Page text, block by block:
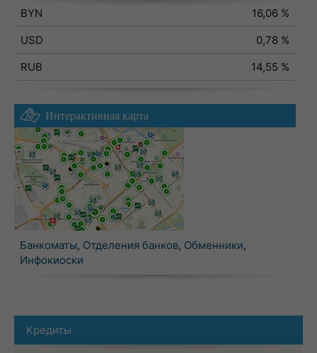
BYN
16,06 %
USD
0,78 %
RUB
14,55 %
Интерактивная карта
Банкоматы, Отделения банков, Обменники,
Инфокиоски
Кредиты